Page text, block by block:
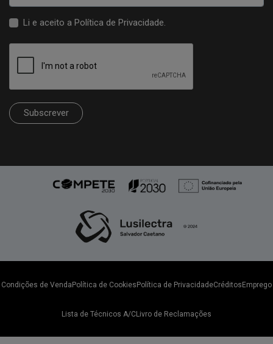
Li e aceito a Política de Privacidade.
Subscrever
Condições de Venda Política de Cookies Política de PrivacidadeCréditos Emprego
Lista de Técnicos A/CLivro de Reclamações